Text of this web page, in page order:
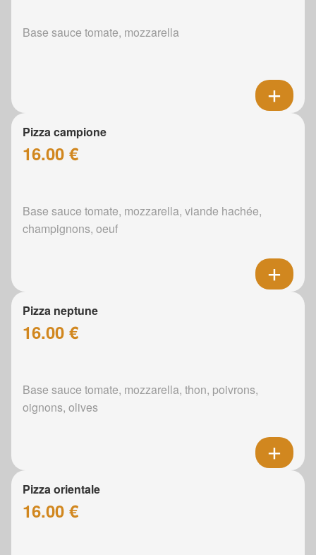
Base sauce tomate, mozzarella
Pizza campione
16.00 €
Base sauce tomate, mozzarella, viande hachée,
champignons, oeuf
Pizza neptune
16.00 €
Base sauce tomate, mozzarella, thon, poivrons,
oignons, olives
Pizza orientale
16.00 €